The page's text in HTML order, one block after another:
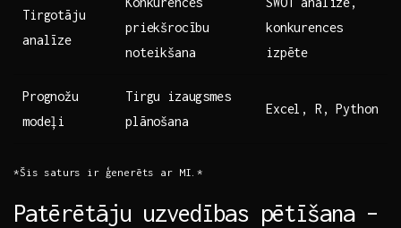
Tirgotāju⁣
analīze
priekšrocību
noteikšana
konkurences
‍izpēte
Prognožu
‌modeļi
Tirgu izaugsmes
plānošana
Excel, R, Python
*Šis saturs ir ģenerēts ar MI.*
Patērētāju uzvedības pētīšana‍ –